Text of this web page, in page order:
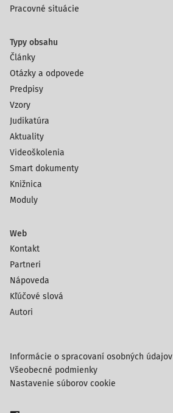
Pracovné situácie
Typy obsahu
Články
Otázky a odpovede
Predpisy
Vzory
Judikatúra
Aktuality
Videoškolenia
Smart dokumenty
Knižnica
Moduly
Web
Kontakt
Partneri
Nápoveda
Kľúčové slová
Autori
Informácie o spracovaní osobných údajov
Všeobecné podmienky
Nastavenie súborov cookie